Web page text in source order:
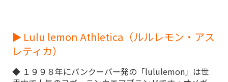
► Lulu lemon Athletica（ルルレモン・アス
レティカ）
◆ １９９８年にバンクーバー発の「lululemon」は世